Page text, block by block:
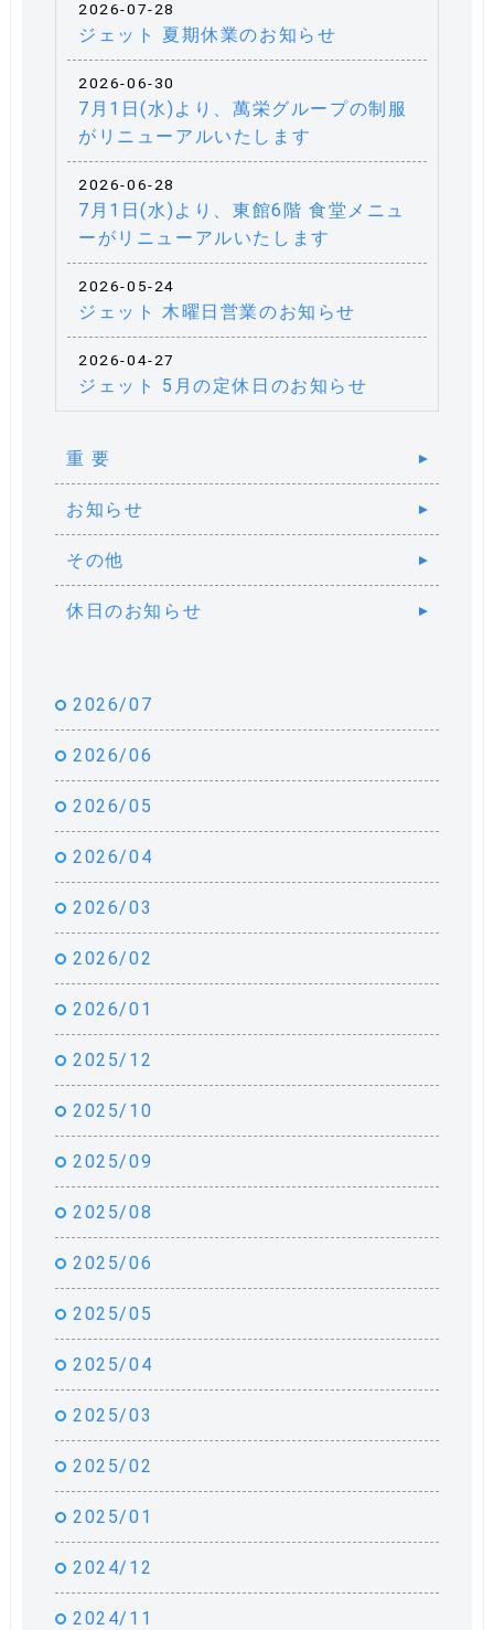
2026-07-28
ジェット 夏期休業のお知らせ
2026-06-30
7月1日(水)より、萬栄グループの制服
がリニューアルいたします
2026-06-28
7月1日(水)より、東館6階 食堂メニュ
ーがリニューアルいたします
2026-05-24
ジェット 木曜日営業のお知らせ
2026-04-27
ジェット 5月の定休日のお知らせ
重 要
お知らせ
その他
休日のお知らせ
2026/07
2026/06
2026/05
2026/04
2026/03
2026/02
2026/01
2025/12
2025/10
2025/09
2025/08
2025/06
2025/05
2025/04
2025/03
2025/02
2025/01
2024/12
2024/11